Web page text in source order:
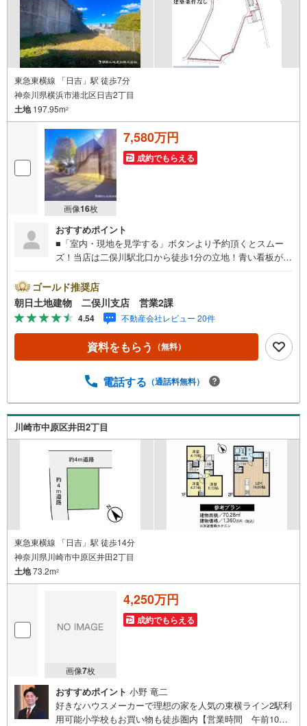
東急東横線 「日吉」駅 徒歩7分
神奈川県横浜市港北区日吉2丁目
土地197.95m2
画像16枚
7,580万円
成約でもらえる
おすすめポイント
■「室内・現地を見学する」ボタンより予約頂くとスムー
ズ！当店は二俣川駅北口から徒歩1分の立地！青い看板が目
ーナーなど、お子様にも退屈せずにお過ごし頂けます。■
テレワークで作業効率のUP化オウチ時間で人生を豊かにす
るためにONとOFFを切り替えて、家族との時間も増えて幸
せマイホームを！■ 住宅ローンのご相談承ります。■住まい
選びはフィーリングも大切です。現地の空気や雰囲気を感
じてみましょう。営業スタッフまでお問合せくださいま
そうですが住まい選びはフィーリングも大切です。現地の
情報ですお客様のこだわりを聞かせてください！■ ご来店
時にはお車の無料提携駐車場ございます。詳しくは営業ス
タッフまでお問合せくださいませ！■周辺の教育施設やスー
パー、ドラックストア等の情報、災害情報等がわかる「物
件レポート」お渡します■他の物件と併せてご案内もOK-ご
自宅や指定場所から無料送迎もOK-当日見学もOKです！
ゴールド推奨店
朝日土地建物 二俣川支店 営業2課
4.54 不動産会社レビュー 20件
資料をもらう （無料）
電話する （通話料無料）
川崎市中原区井田2丁目
東急東横線 「日吉」駅 徒歩14分
神奈川県川崎市中原区井田2丁目
土地73.2m2
画像7枚
4,250万円
成約でもらえる
おすすめポイント 小野 竜二
好きなハウスメーカーで理想の家を人気の東横ライン2駅利
用可能小学校もお買い物も徒歩圏内【営業時間 午前10時